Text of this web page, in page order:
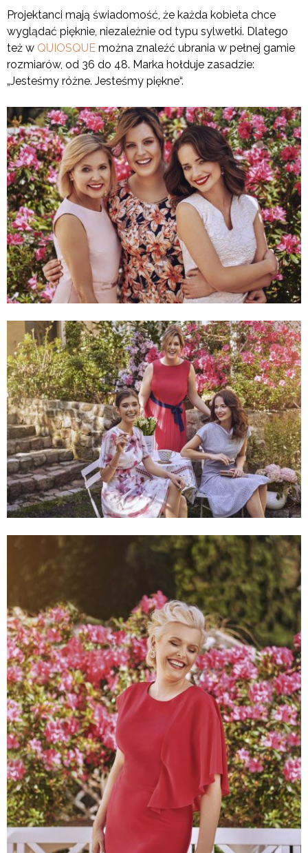
Projektanci mają świadomość, że każda kobieta chce
wyglądać pięknie, niezależnie od typu sylwetki. Dlatego
też w QUIOSQUE można znaleźć ubrania w pełnej gamie
rozmiarów, od 36 do 48. Marka hołduje zasadzie:
„Jesteśmy różne. Jesteśmy piękne“.